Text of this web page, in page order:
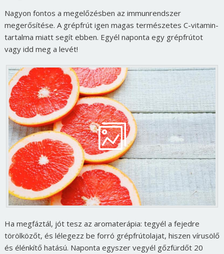
Nagyon fontos a megelőzésben az immunrendszer
megerősítése. A grépfrút igen magas természetes C-vitamin-
tartalma miatt segít ebben. Egyél naponta egy grépfrútot
vagy idd meg a levét!
Ha megfáztál, jót tesz az aromaterápia: tegyél a fejedre
törölközőt, és lélegezz be forró grépfrútolajat, hiszen vírusölő
és élénkítő hatású. Naponta egyszer vegyél gőzfürdőt 20